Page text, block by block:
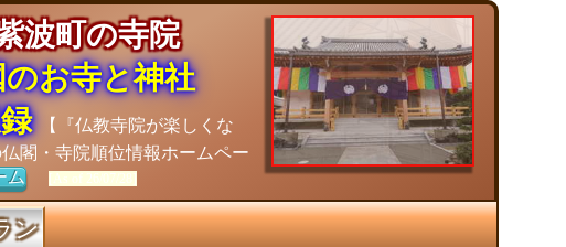
波町の寺院
のお寺と神社
【『仏教寺院が楽しくな
閣・寺院順位情報ホームペー
ム [As of 26/07/28]
ン